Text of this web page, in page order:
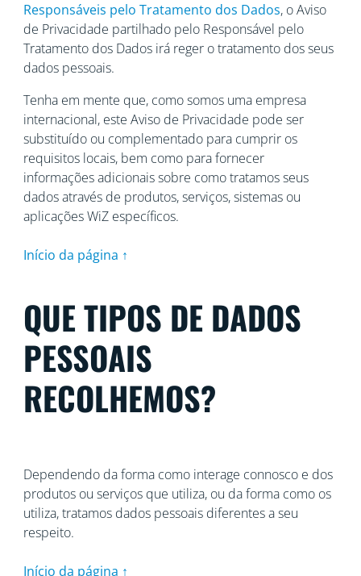
Responsáveis pelo Tratamento dos Dados, o Aviso
de Privacidade partilhado pelo Responsável pelo
Tratamento dos Dados irá reger o tratamento dos seus
dados pessoais.
Tenha em mente que, como somos uma empresa
internacional, este Aviso de Privacidade pode ser
substituído ou complementado para cumprir os
requisitos locais, bem como para fornecer
informações adicionais sobre como tratamos seus
dados através de produtos, serviços, sistemas ou
aplicações WiZ específicos.
Início da página ↑
QUE TIPOS DE DADOS
PESSOAIS
RECOLHEMOS?
Dependendo da forma como interage connosco e dos
produtos ou serviços que utiliza, ou da forma como os
utiliza, tratamos dados pessoais diferentes a seu
respeito.
Início da página ↑